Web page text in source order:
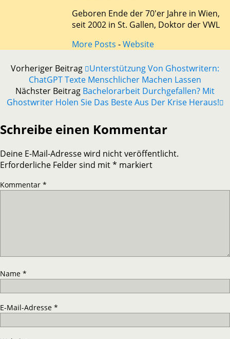
Geboren Ende der 70'er Jahre in Wien,
seit 2002 in St. Gallen, Doktor der VWL
More Posts -Website
Vorheriger Beitrag
Unterstützung Von Ghostwritern:
ChatGPT Texte Menschlicher Machen Lassen
Nächster Beitrag Bachelorarbeit Durchgefallen? Mit
Ghostwriter Holen Sie Das Beste Aus Der Krise Heraus!
Schreibe einen Kommentar
Deine E-Mail-Adresse wird nicht veröffentlicht.
Erforderliche Felder sind mit* markiert
Kommentar *
Name *
E-Mail-Adresse *